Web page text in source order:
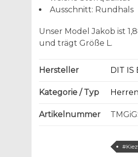
Ausschnitt: Rundhals
Unser Model Jakob ist
und trägt Größe L.
Hersteller DIT IS
Kategorie / Typ
Artikelnummer